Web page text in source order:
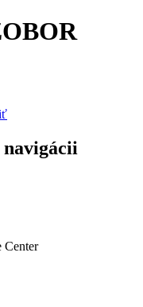
Center